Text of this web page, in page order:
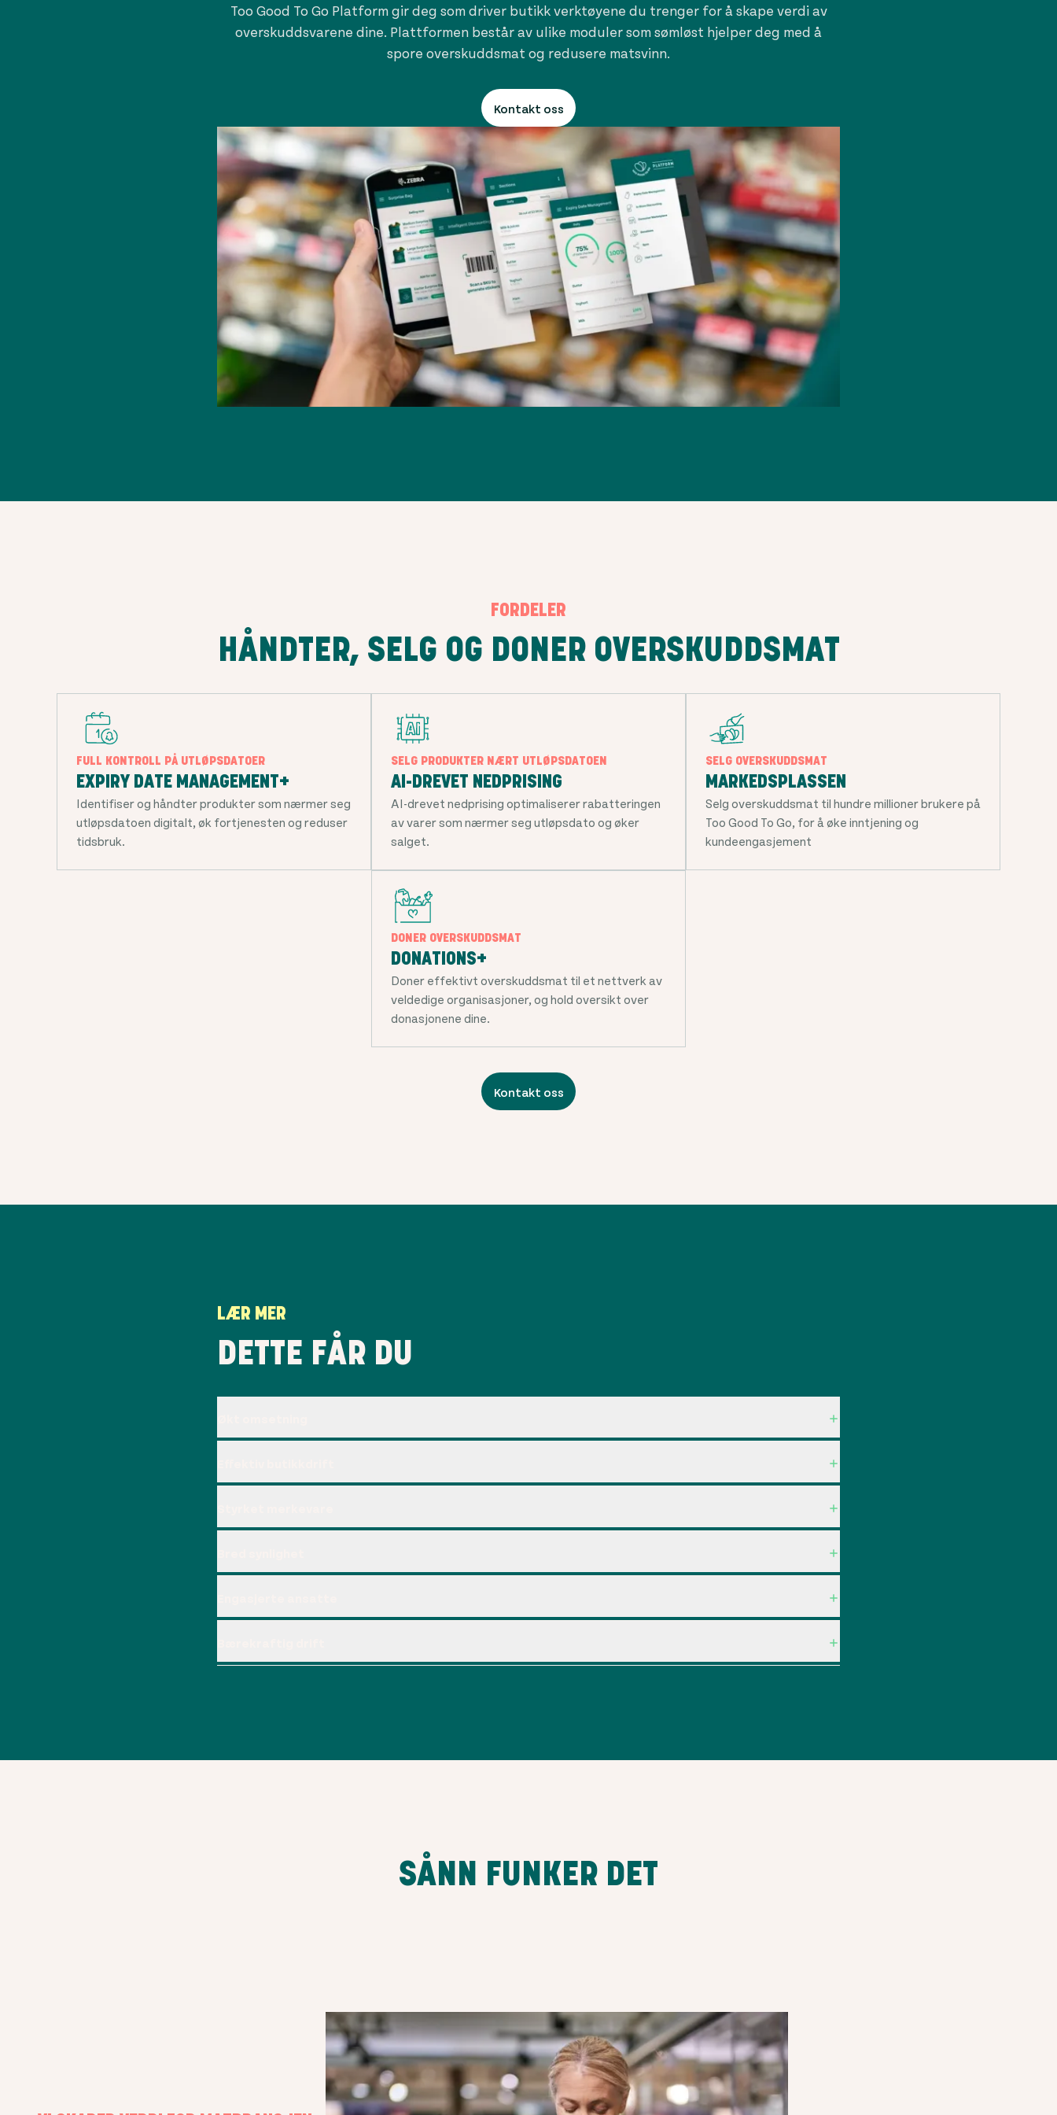
Too Good To Go Platform gir deg som driver butikk verktøyene du trenger for å skape verdi av
overskuddsvarene dine. Plattformen består av ulike moduler som sømløst hjelper deg med å
spore overskuddsmat og redusere matsvinn.
Kontakt oss
FORDELER
HÅNDTER, SELG OG DONER OVERSKUDDSMAT
FULL KONTROLL PÅ UTLØPSDATOER
EXPIRY DATE MANAGEMENT+
Identifiser og håndter produkter som nærmer seg
utløpsdatoen digitalt, øk fortjenesten og reduser
tidsbruk.
SELG PRODUKTER NÆRT UTLØPSDATOEN
AI-DREVET NEDPRISING
AI-drevet nedprising optimaliserer rabatteringen
av varer som nærmer seg utløpsdato og øker
salget.
SELG OVERSKUDDSMAT
MARKEDSPLASSEN
Selg overskuddsmat til hundre millioner brukere på
Too Good To Go, for å øke inntjening og
kundeengasjement
DONER OVERSKUDDSMAT
DONATIONS+
Doner effektivt overskuddsmat til et nettverk av
veldedige organisasjoner, og hold oversikt over
donasjonene dine.
Kontakt oss
LÆR MER
DETTE FÅR DU
SÅNN FUNKER DET